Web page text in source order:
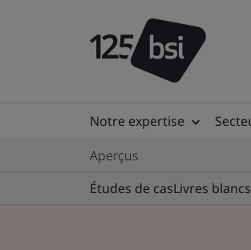
Notre expertise
Aperçus
Études de casLivres blancs